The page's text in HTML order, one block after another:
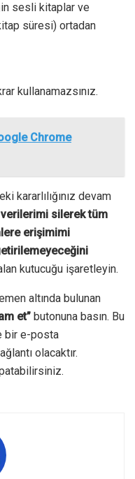
sesli kitaplar ve
süresi) ortadan
kullanamazsınız.
Chrome
kararlılığınız devam
verilerimi silerek tüm
erişimimi
kutucuğu işaretleyin.
altında bulunan
et” butonuna basın. Bu
bir e-posta
olacaktır.